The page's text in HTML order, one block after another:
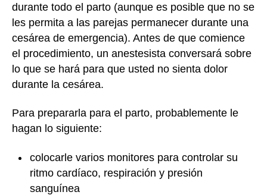
durante todo el parto (aunque es posible que no se
les permita a las parejas permanecer durante una
cesárea de emergencia). Antes de que comience
el procedimiento, un anestesista conversará sobre
lo que se hará para que usted no sienta dolor
durante la cesárea.
Para prepararla para el parto, probablemente le
hagan lo siguiente:
colocarle varios monitores para controlar su
ritmo cardíaco, respiración y presión
sanguínea